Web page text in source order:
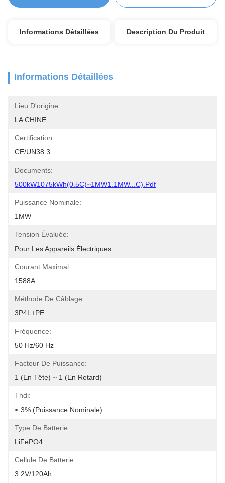
Informations Détaillées Description Du Produit
Informations Détaillées
Lieu D'origine:
LA CHINE
Certification:
CE/UN38.3
Documents:
500kW1075kWh(0.5C)~1MW1.1MW...C).pdf
Puissance Nominale:
1MW
Tension Évaluée:
Pour Les Appareils Électriques
Courant Maximal:
1588A
Méthode De Câblage:
3P4L+PE
Fréquence:
50 Hz/60 Hz
Facteur De Puissance:
1 (en Tête) ~ 1 (en Retard)
Thdi:
≤ 3% (puissance Nominale)
Type De Batterie:
LiFePO4
Cellule De Batterie:
3.2V/120Ah